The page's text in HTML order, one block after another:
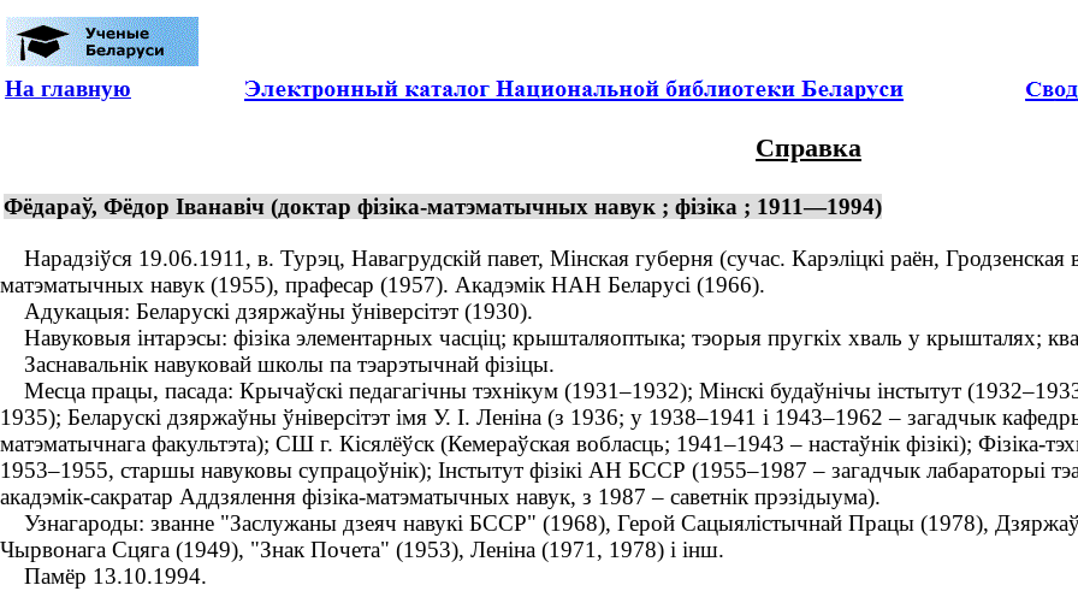
На главную
Справка
Фёдараў, Фёдор Іванавіч (доктар фізіка-матэматычных навук ; фізіка ; 1911—1994)
Нарадзіўся 19.06.1911, в. Турэц, Навагрудскій павет, Мінская губерня (сучас. Карэліцкі раён, Гродзенская
матэматычных навук (1955), прафесар (1957). Акадэмік НАН Беларусі (1966).
Адукацыя: Беларускі дзяржаўны ўніверсітэт (1930).
Навуковыя інтарэсы: фізіка элементарных часціц; крышталяоптыка; тэорыя пругкіх хваль у крышталях;
Заснавальнік навуковай школы па тэарэтычнай фізіцы.
Месца працы, пасада: Крычаўскі педагагічны тэхнікум (1931–1932); Мінскі будаўнічы інстытут
1935); Беларускі дзяржаўны ўніверсітэт імя У. І. Леніна (з 1936; у 1938–1941 і 1943–1962 – загадчык
матэматычнага факультэта); СШ г. Кісялёўск (Кемераўская вобласць; 1941–1943 – настаўнік фізікі);
1953–1955, старшы навуковы супрацоўнік); Інстытут фізікі АН БССР (1955–1987 – загадчык лабараторыі
акадэмік-сакратар Аддзялення фізіка-матэматычных навук, з 1987 – саветнік прэзідыума).
Узнагароды: званне "Заслужаны дзеяч навукі БССР" (1968), Герой Сацыялістычнай Працы (1978),
Чырвонага Сцяга (1949), "Знак Почета" (1953), Леніна (1971, 1978) і інш.
Памёр 13.10.1994.